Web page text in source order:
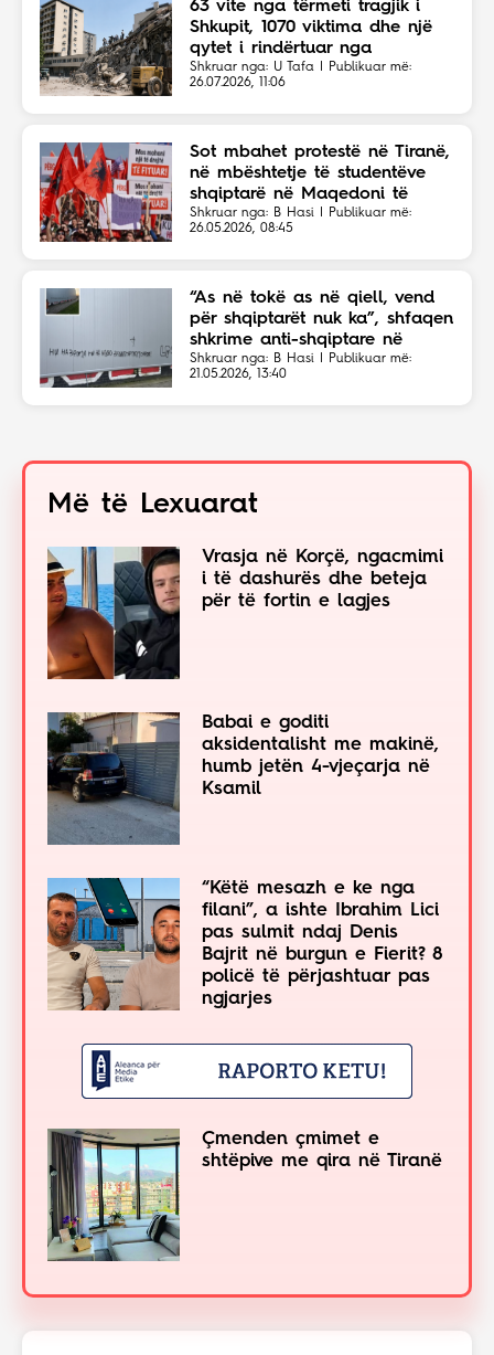
63 vite nga tërmeti tragjik i
Shkupit, 1070 viktima dhe një
qytet i rindërtuar nga
solidariteti botëror
Shkruar nga: U Tafa | Publikuar më:
26.07.2026, 11:06
Sot mbahet protestë në Tiranë,
në mbështetje të studentëve
shqiptarë në Maqedoni të
Veriut
Shkruar nga: B Hasi | Publikuar më:
26.05.2026, 08:45
“As në tokë as në qiell, vend
për shqiptarët nuk ka”, shfaqen
shkrime anti-shqiptare në
Shkup
Shkruar nga: B Hasi | Publikuar më:
21.05.2026, 13:40
Më të Lexuarat
Vrasja në Korçë, ngacmimi
i të dashurës dhe beteja
për të fortin e lagjes
Babai e goditi
aksidentalisht me makinë,
humb jetën 4-vjeçarja në
Ksamil
“Këtë mesazh e ke nga
filani”, a ishte Ibrahim Lici
pas sulmit ndaj Denis
Bajrit në burgun e Fierit? 8
policë të përjashtuar pas
ngjarjes
Çmenden çmimet e
shtëpive me qira në Tiranë